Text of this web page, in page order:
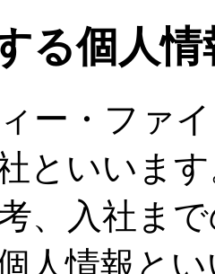
る個人
ー・ファ
社といいま
、入社ま
人情報と